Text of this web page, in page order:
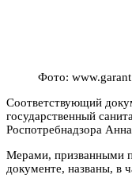
Фото:
Соответствующий
государственный
Роспотребнадзора
Мерами, призванными
документе, названы, в